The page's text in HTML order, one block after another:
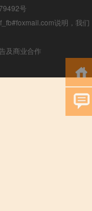
号
说明，我们
及商业合作